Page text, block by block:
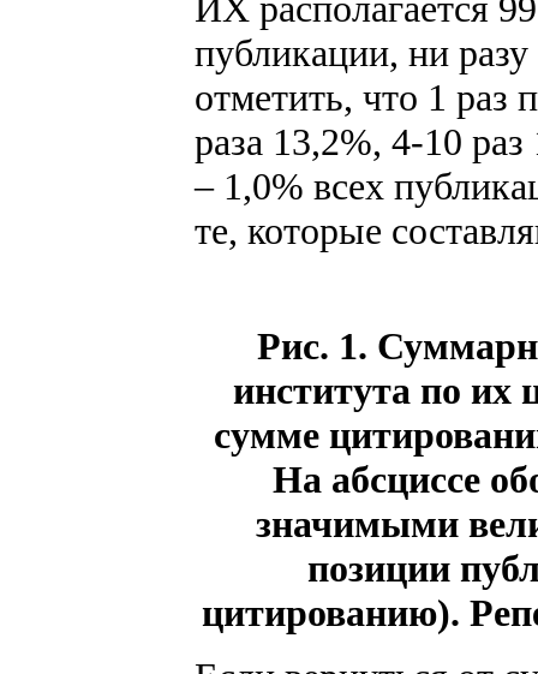
публикации, ни
отметить, что 1 раз
раза 13,2%, 4-10
– 1,0% всех
те, которые
Рис. 1.
института по их
сумме
На абсциссе
значимыми
позиции
цитированию).